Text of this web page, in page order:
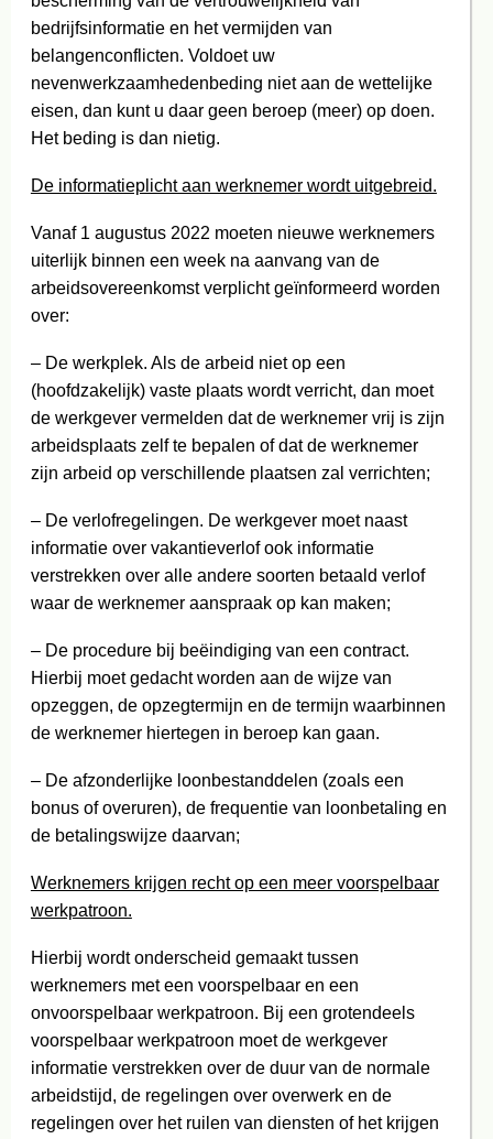
bedrijfsinformatie en het vermijden van
belangenconflicten. Voldoet uw
nevenwerkzaamhedenbeding niet aan de wettelijke
eisen, dan kunt u daar geen beroep (meer) op doen.
Het beding is dan nietig.
De informatieplicht aan werknemer wordt uitgebreid.
Vanaf 1 augustus 2022 moeten nieuwe werknemers
uiterlijk binnen een week na aanvang van de
arbeidsovereenkomst verplicht geïnformeerd worden
over:
– De werkplek. Als de arbeid niet op een
(hoofdzakelijk) vaste plaats wordt verricht, dan moet
de werkgever vermelden dat de werknemer vrij is zijn
arbeidsplaats zelf te bepalen of dat de werknemer
zijn arbeid op verschillende plaatsen zal verrichten;
– De verlofregelingen. De werkgever moet naast
informatie over vakantieverlof ook informatie
verstrekken over alle andere soorten betaald verlof
waar de werknemer aanspraak op kan maken;
– De procedure bij beëindiging van een contract.
Hierbij moet gedacht worden aan de wijze van
opzeggen, de opzegtermijn en de termijn waarbinnen
de werknemer hiertegen in beroep kan gaan.
– De afzonderlijke loonbestanddelen (zoals een
bonus of overuren), de frequentie van loonbetaling en
de betalingswijze daarvan;
Werknemers krijgen recht op een meer voorspelbaar
werkpatroon.
Hierbij wordt onderscheid gemaakt tussen
werknemers met een voorspelbaar en een
onvoorspelbaar werkpatroon. Bij een grotendeels
voorspelbaar werkpatroon moet de werkgever
informatie verstrekken over de duur van de normale
arbeidstijd, de regelingen over overwerk en de
regelingen over het ruilen van diensten of het krijgen